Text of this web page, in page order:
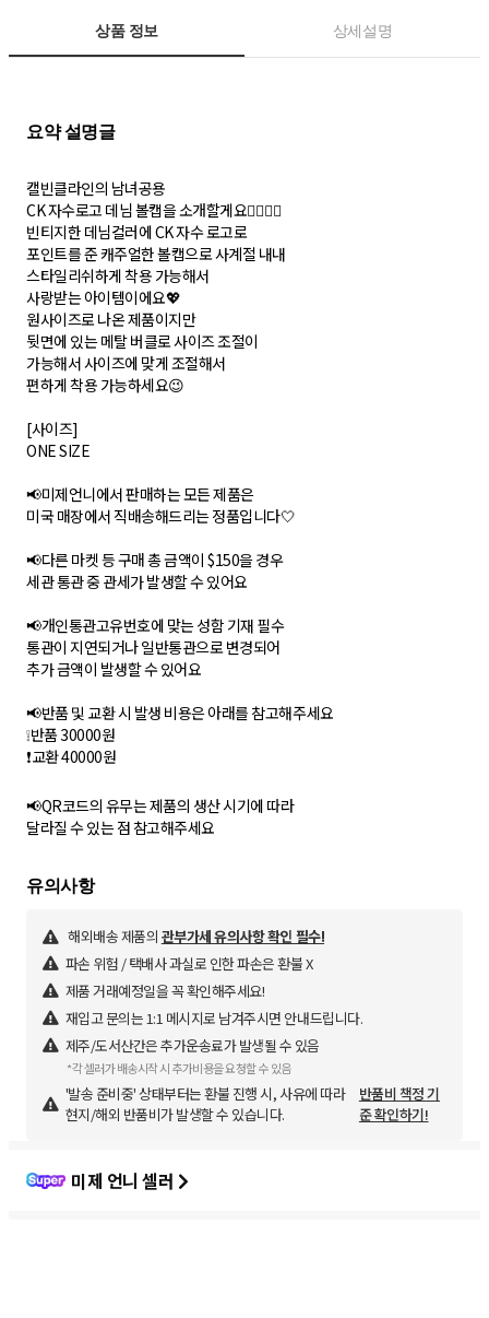
상품 정보 상세설명
요약 설명글
캘빈클라인의 남녀공용
CK 자수로고 데님 볼캡을 소개할게요🙋‍♀️🙋‍♂️
빈티지한 데님컬러에 CK 자수 로고로
포인트를 준 캐주얼한 볼캡으로 사계절 내내
스타일리쉬하게 착용 가능해서
사랑받는 아이템이에요💖
원사이즈로 나온 제품이지만
뒷면에 있는 메탈 버클로 사이즈 조절이
가능해서 사이즈에 맞게 조절해서
편하게 착용 가능하세요😉
[사이즈]
ONE SIZE
📢미제언니에서 판매하는 모든 제품은
미국 매장에서 직배송해드리는 정품입니다🤍
📢다른 마켓 등 구매 총 금액이 $150을 경우
세관 통관 중 관세가 발생할 수 있어요
📢개인통관고유번호에 맞는 성함 기재 필수
통관이 지연되거나 일반통관으로 변경되어
추가 금액이 발생할 수 있어요
📢반품 및 교환 시 발생 비용은 아래를 참고해주세요
❕반품 30000원
❗교환 40000원
📢QR코드의 유무는 제품의 생산 시기에 따라
달라질 수 있는 점 참고해주세요
유의사항
해외배송 제품의 관부가세 유의사항 확인 필수!
파손 위험 / 택배사 과실로 인한 파손은 환불 X
제품 거래예정일을 꼭 확인해주세요!
재입고 문의는 1:1 메시지로 남겨주시면 안내드립니다.
제주/도서산간은 추가운송료가 발생될 수 있음
*각 셀러가 배송시작 시 추가비용을 요청할 수 있음
'발송 준비중' 상태부터는 환불 진행 시, 사유에 따라
현지/해외 반품비가 발생할 수 있습니다.
반품비 책정 기
준 확인하기!
미제 언니 셀러